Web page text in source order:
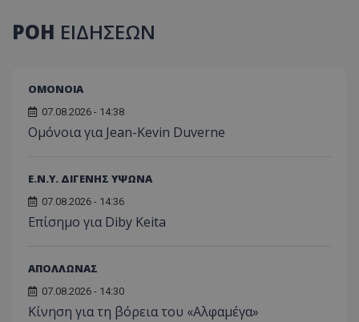
ΡΟΗ ΕΙΔΗΣΕΩΝ
ΟΜΟΝΟΙΑ
07.08.2026 - 14:38
Ομόνοια για Jean-Kevin Duverne
Ε.Ν.Υ. ΔΙΓΕΝΗΣ ΥΨΩΝΑ
07.08.2026 - 14:36
Επίσημο για Diby Keita
ΑΠΟΛΛΩΝΑΣ
07.08.2026 - 14:30
Κίνηση για τη βόρεια του «Αλφαμέγα»